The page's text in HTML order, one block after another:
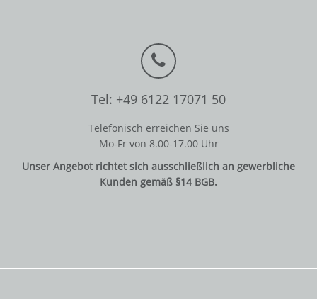
Tel: +49 6122 17071 50
Telefonisch erreichen Sie uns
Mo-Fr von 8.00-17.00 Uhr
Unser Angebot richtet sich ausschließlich an gewerbliche
Kunden gemäß §14 BGB.